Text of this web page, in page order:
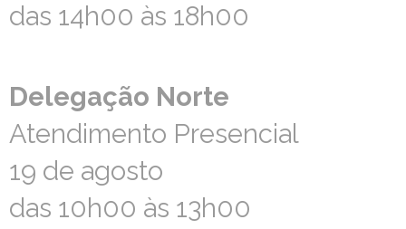
das 14h00 às 18h00
das 14h00 às 18h00
Delegação Norte
Atendimento Presencial
19 de agosto
das 10h00 às 13h00
Delegação Norte
Atendimento Presencial
19 de agosto
das 10h00 às 13h00